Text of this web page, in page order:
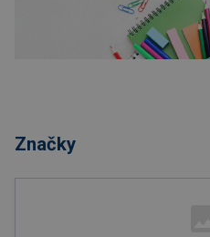
Značky